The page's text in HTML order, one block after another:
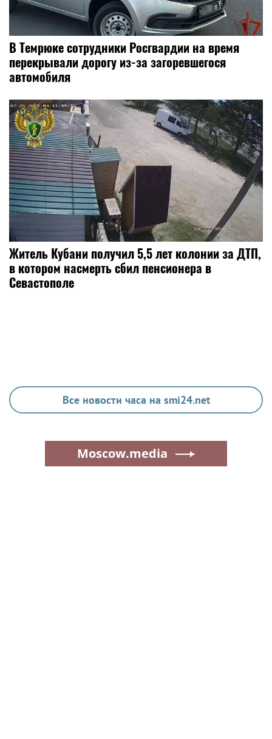
В Темрюке сотрудники Росгвардии на время
перекрывали дорогу из-за загоревшегося
автомобиля
Житель Кубани получил 5,5 лет колонии за ДТП,
в котором насмерть сбил пенсионера в
Севастополе
Все новости часа на smi24.net
Moscow.media